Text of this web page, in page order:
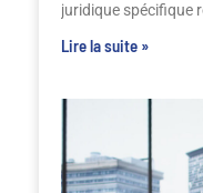
juridique spécifique
Lire la suite »